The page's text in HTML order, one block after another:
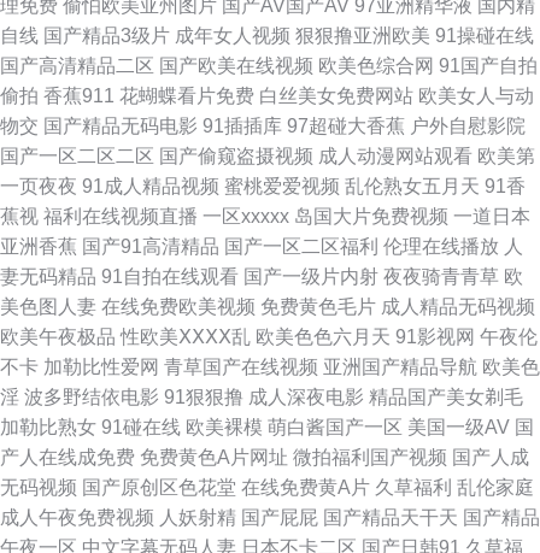
好涩夜夜撸 日韩妞妞黄色网 福利姬91av 亚洲视频中文字幕日韩 91资原总站
91中文网在线 欧美肏区 91精品在线观看竹菊 av夜先锋在线资源 日韩第一页
在线观看 夜夜女人国产精品 91九色国产精东 国产在线麻豆成人 老湿机午夜
无码视频 91原创小姨子 东方av一直在线 久久伊人热 色情仓库 伊人大久av
色情久久视频网 97资源亚洲综合 久久伊人五月亚洲 青青草大香蕉17 超碰97
资源共享 欧美色图21P 91视频东京热 九一叉叉叉 91看片软件快播 黑丝国产
在线 91色小孩导航 欧美图片国产视屏 亚洲欧美福利导航 国产精品色在线 91
狼友视频 福利社合集 中文字幕人妻无码三区 男人天堂狠狠 久草福利免费在
线观看 91视频网址入囗 国产自拍第6页 欧美人妖A片免费看 91两性视频 九
理免费 偷怕欧美亚州图片 国产AV国产AV 97亚洲精华液 国内精
自线 国产精品3级片 成年女人视频 狠狠撸亚洲欧美 91操碰在线
国产高清精品二区 国产欧美在线视频 欧美色综合网 91国产自拍
偷拍 香蕉911 花蝴蝶看片免费 白丝美女免费网站 欧美女人与动
物交 国产精品无码电影 91插插库 97超碰大香蕉 户外自慰影院
国产一区二区二区 国产偷窥盗摄视频 成人动漫网站观看 欧美第
一页夜夜 91成人精品视频 蜜桃爱爱视频 乱伦熟女五月天 91香
蕉视 福利在线视频直播 一区xxxxx 岛国大片免费视频 一道日本
亚洲香蕉 国产91高清精品 国产一区二区福利 伦理在线播放 人
妻无码精品 91自拍在线观看 国产一级片内射 夜夜骑青青草 欧
美色图人妻 在线免费欧美视频 免费黄色毛片 成人精品无码视频
欧美午夜极品 性欧美ⅩⅩⅩⅩ乱 欧美色色六月天 91影视网 午夜伦
不卡 加勒比性爱网 青草国产在线视频 亚洲国产精品导航 欧美色
淫 波多野结依电影 91狠狠撸 成人深夜电影 精品国产美女剃毛
加勒比熟女 91碰在线 欧美裸模 萌白酱国产一区 美国一级AV 国
产人在线成免费 免费黄色A片网址 微拍福利国产视频 国产人成
无码视频 国产原创区色花堂 在线免费黄A片 久草福利 乱伦家庭
成人午夜免费视频 人妖射精 国产屁屁 国产精品天干天 国产精品
午夜一区 中文字幕无码人妻 日本不卡二区 国产日韩91 久草福